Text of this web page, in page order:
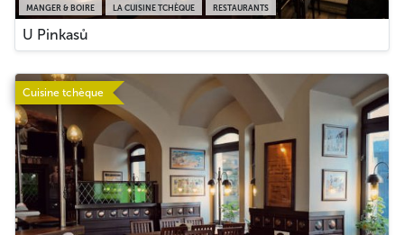
MANGER & BOIRE LA CUISINE TCHÈQUE RESTAURANTS
U Pinkasů
Cuisine tchèque